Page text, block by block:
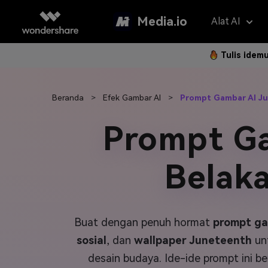
Media.io Alat AI
Foto Jadi
Teks ke
Referensi
Model AI
New
Hapus
Penerjemah
Hapus Latar
Subtitle
Montase
Panduan
Langkah
Sering
Tulis
Beranda > Efek Gambar AI > Prompt Gambar AI
Prompt
Buat dengan penuh hormat prompt
sosial , dan wallpaper Juneteenth
desain budaya. Ide-ide prompt ini